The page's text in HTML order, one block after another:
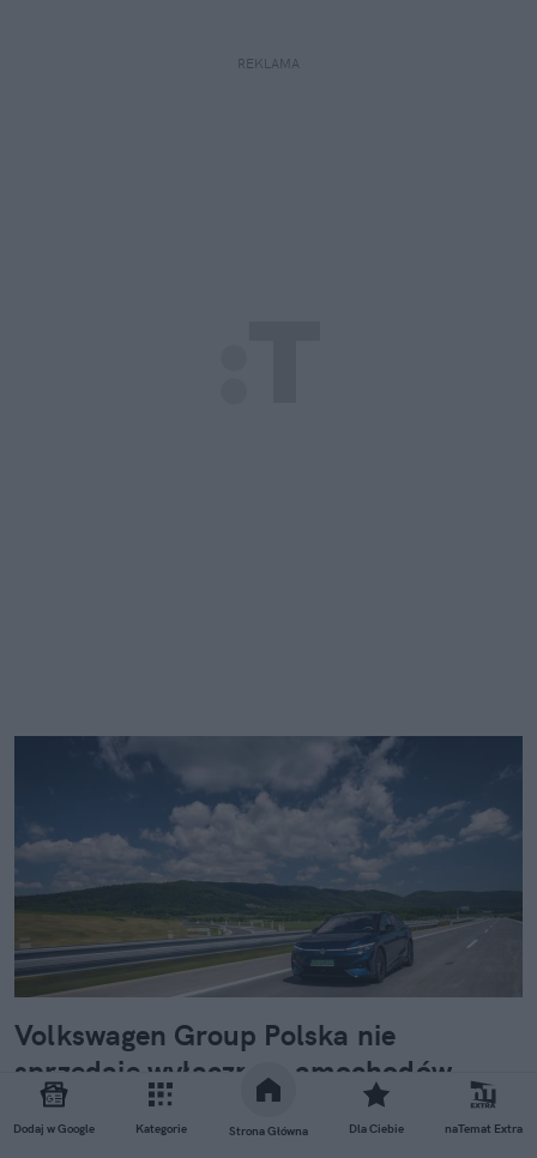
Dodaj w Google Kategorie Strona Główna Dla Ciebie naTemat Extra
REKLAMA
Volkswagen Group Polska nie
sprzedaje wyłącznie samochodów.
Dziś przewagą jest cały ekosystem